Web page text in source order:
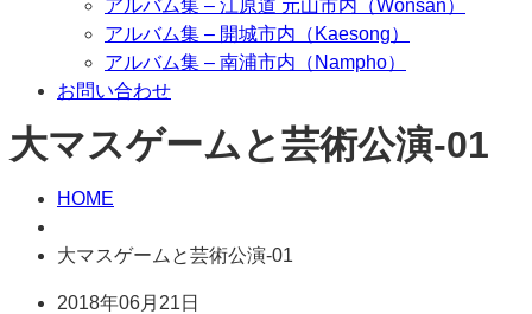
アルバム集 – 江原道 元山市内（Wonsan）
アルバム集 – 開城市内（Kaesong）
アルバム集 – 南浦市内（Nampho）
お問い合わせ
大マスゲームと芸術公演-01
HOME
大マスゲームと芸術公演-01
2018年06月21日